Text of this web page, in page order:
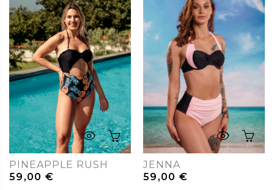
PINEAPPLE RUSH
59,00€
JENNA
59,00€